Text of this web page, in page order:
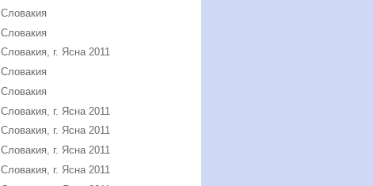
Словакия
Словакия
Словакия, г. Ясна 2011
Словакия
Словакия
Словакия, г. Ясна 2011
Словакия, г. Ясна 2011
Словакия, г. Ясна 2011
Словакия, г. Ясна 2011